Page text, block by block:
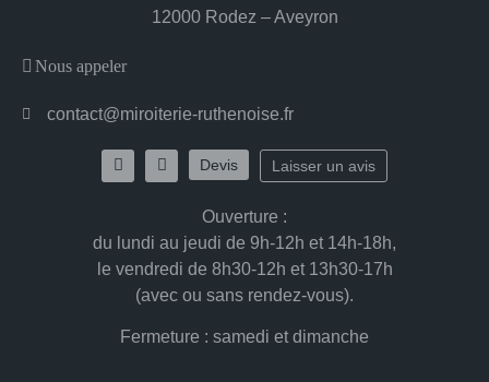
12000 Rodez – Aveyron
Nous appeler
contact@miroiterie-ruthenoise.fr
Devis Laisser un avis
Ouverture :
du lundi au jeudi de 9h-12h et 14h-18h,
le vendredi de 8h30-12h et 13h30-17h
(avec ou sans rendez-vous).
Fermeture : samedi et dimanche